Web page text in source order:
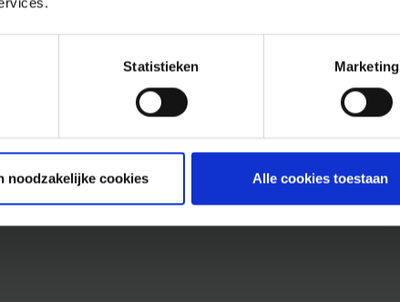
Statistieken Marketing
noodzakelijke cookies Alle cookies toestaan